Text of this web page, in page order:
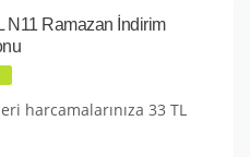
N11 Ramazan İndirim
harcamalarınıza 33 TL